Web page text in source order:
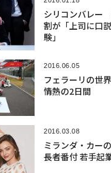
シリコンバレー
割が「上司に口
験」
2016.06.05
フェラーリの世
情熱の2日間
2016.03.08
ミランダ・カー
長者番付 若手起